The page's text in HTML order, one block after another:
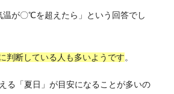
温が〇℃を超えたら」という回答でし
判断している人も多いようです。
る「夏日」が目安になることが多いの